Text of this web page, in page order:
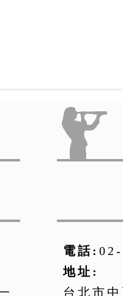
電話:
地址:
台北市